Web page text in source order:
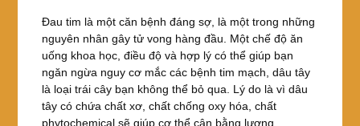
Đau tim là một căn bệnh đáng sợ, là một trong những
nguyên nhân gây tử vong hàng đầu. Một chế độ ăn
uống khoa học, điều độ và hợp lý có thể giúp bạn
ngăn ngừa nguy cơ mắc các bệnh tim mạch, dâu tây
là loại trái cây bạn không thể bỏ qua. Lý do là vì dâu
tây có chứa chất xơ, chất chống oxy hóa, chất
phytochemical sẽ giúp cơ thể cân bằng lượng